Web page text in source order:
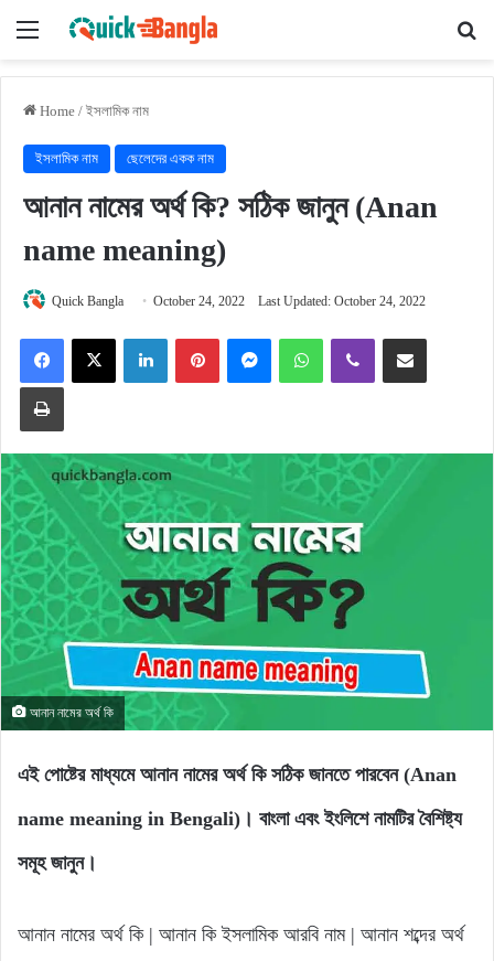
Menu
Home / ইসলামিক নাম
ইসলামিক নাম ছেলেদের একক নাম
আনান নামের অর্থ কি? সঠিক জানুন (Anan
name meaning)
Quick Bangla October 24, 2022 Last Updated: October 24, 2022
FacebookX LinkedInPinterestMessengerWhatsAppViber Share via Email
Print
আনান নামের অর্থ কি
এই পোষ্টের মাধ্যমে আনান নামের অর্থ কি সঠিক জানতে পারবেন (Anan
name meaning in Bengali)। বাংলা এবং ইংলিশে নামটির বৈশিষ্ট্য
সমূহ জানুন।
আনান নামের অর্থ কি | আনান কি ইসলামিক আরবি নাম | আনান শব্দের অর্থ